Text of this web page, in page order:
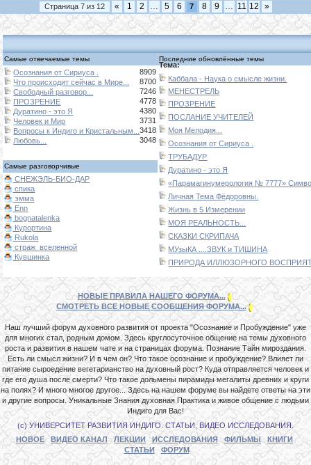
Страница 7из 12 « 1 2 5 6 7 8 9 11 12 »
Самые отвечаемые темы Последние обновлённые темы
Осознания от Сириуса .
8909
Что происходит сейчас в Мире...
8700
Свободный разговор...
7246
ПРОЗРЕНИЕ
4778
Дуратино - это Я
4380
Человек и Мир
3731
Вопросы к Индиго и Кристальным...3418
Любовь...
3048
Тема:
Каббала - Наука о смысле жизни.
МЕНЕСТРЕЛЬ
ПРОЗРЕНИЕ
ПОСЛАНИЕ УЧИТЕЛЕЙ
Моя Мелодия...
Осознания от Сириуса .
ТРУБАДУР
Дуратино - это Я
«Парамагинумерология № 7777»
Личная Тема Фёдоровны.
Жизнь в 5 Измерении
МОЯ РЕАЛЬНОСТЬ...
СКАЗКИ СКРИПАЧА
МУзыКА ....ЗВУК и ТИШИНА
ПРИРОДА ИЛЛЮЗОРНОГО
Самые разговорчивые
СНЕЖЭЛЬ-БИО-ДАР
спика
эмма
Enn
bognatalenka
Курортина
Rukola
страж_вселенной
Кувшинка
НОВЫЕ ПРАВИЛА НАШЕГО ФОРУМА...
СМОТРЕТЬ ВСЕ НОВЫЕ СООБЩЕНИЯ ФОРУМА...
Наш лучший форум духовного развития от проекта "Осознание и Пробуждение" уже
для многих стал, родным домом. Здесь круглосуточное общение на темы духовного
роста и развития в нашем чате и на страницах форума. Познание Тайн мироздания.
Есть ли смысл жизни? И в чем он? Что такое осознание и пробуждение? Влияет ли
питание сыроедение вегетарианство на духовный рост? Куда отправляется человек и
где его душа после смерти? Что такое дольмены пирамиды мегалиты древних и круги
на полях? И много многое другое... Здесь на нашем форуме вы найдете ответы на эти
и другие вопросы. Уникальные Знания духовная Практика и живое общение с людьми
Индиго для Вас!
(с) УНИВЕРСИТЕТ РАЗВИТИЯ ИНДИГО. СТАТЬИ, ВИДЕО ИССЛЕДОВАНИЯ.
НОВОЕ
ВИДЕО КАНАЛ ЛЕКЦИИ ИССЛЕДОВАНИЯ ФИЛЬМЫ
КНИГИ
СТАТЬИ
ФОРУМ